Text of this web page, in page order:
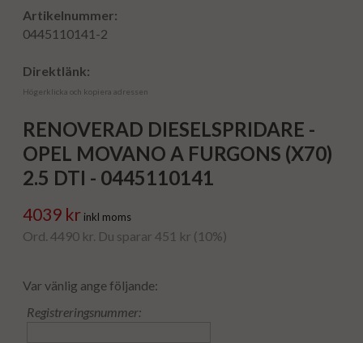
Artikelnummer:
0445110141-2
Direktlänk:
Högerklicka och kopiera adressen
RENOVERAD DIESELSPRIDARE -
OPEL MOVANO A FURGONS (X70)
2.5 DTI - 0445110141
4039 kr inkl moms
Ord. 4490 kr. Du sparar 451 kr (10%)
Var vänlig ange följande:
Registreringsnummer: